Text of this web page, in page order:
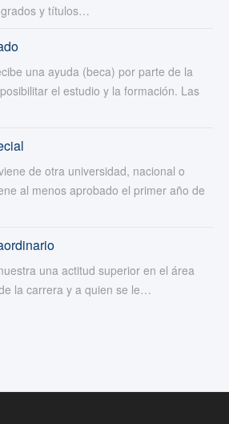
y títulos…
una ayuda (beca) por parte de la
el estudio y la formación. Las
de otra universidad, nacional o
al menos aprobado el primer año de
una actitud superior en el área
la carrera y a quien se le…